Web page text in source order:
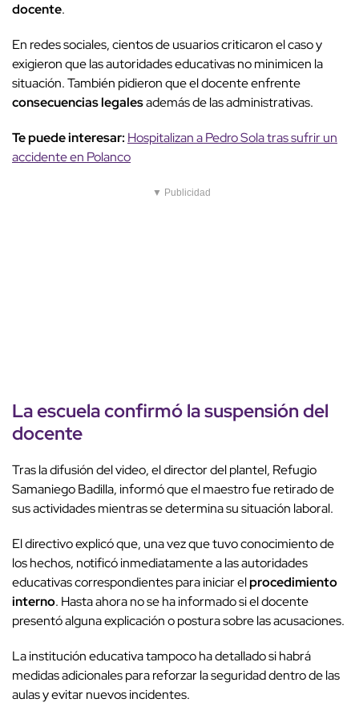
docente.
En redes sociales, cientos de usuarios criticaron el caso y
exigieron que las autoridades educativas no minimicen la
situación. También pidieron que el docente enfrente
consecuencias legalesademás de las administrativas.
Te puede interesar: Hospitalizan a Pedro Sola tras sufrir un
accidente en Polanco
▼ Publicidad
La escuela confirmó lasuspensión del
docente
Tras la difusión del video, el director del plantel, Refugio
Samaniego Badilla, informó que el maestro fue retirado de
sus actividades mientras se determina su situación laboral.
El directivo explicó que, una vez que tuvo conocimiento de
los hechos, notificó inmediatamente a las autoridades
educativas correspondientes para iniciar elprocedimiento
interno. Hasta ahora no se ha informado si el docente
presentó alguna explicación o postura sobre las acusaciones.
La institución educativa tampoco ha detallado si habrá
medidas adicionales para reforzar la seguridad dentro de las
aulas y evitar nuevos incidentes.